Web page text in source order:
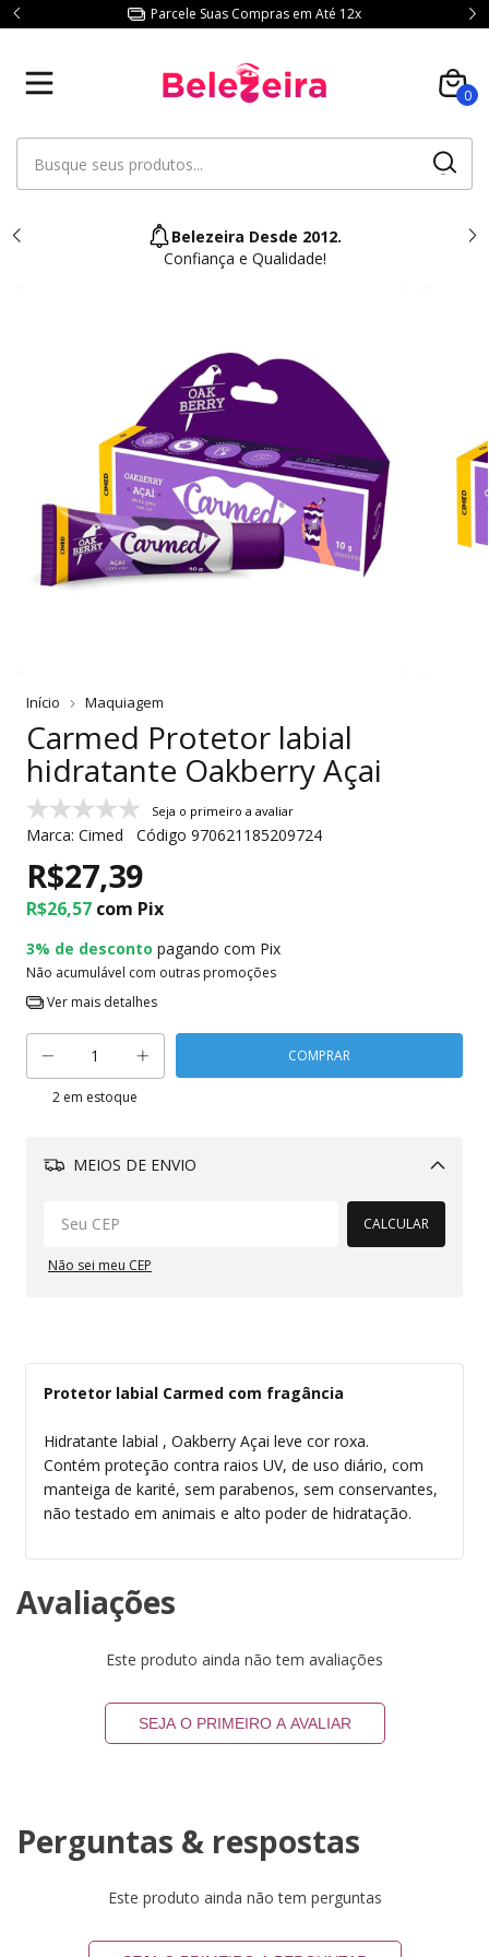
Parcele Suas Compras em Até 12x
0
Belezeira Desde 2012.
Confiança e Qualidade!
Início Maquiagem
Carmed Protetor labial
hidratante Oakberry Açai
Seja o primeiro a avaliar
Marca: Cimed Código 970621185209724
R$27,39
R$26,57 com Pix
3% de desconto pagando com Pix
Não acumulável com outras promoções
Ver mais detalhes
2 em estoque
MEIOS DE ENVIO
Alterar CEP
CALCULAR
Não sei meu CEP
Protetor labial Carmed com fragância
Hidratante labial , Oakberry Açai leve cor roxa.
Contém proteção contra raios UV, de uso diário, com
manteiga de karité, sem parabenos, sem conservantes,
não testado em animais e alto poder de hidratação.
Avaliações
Este produto ainda não tem avaliações
SEJA O PRIMEIRO A AVALIAR
Perguntas & respostas
Este produto ainda não tem perguntas